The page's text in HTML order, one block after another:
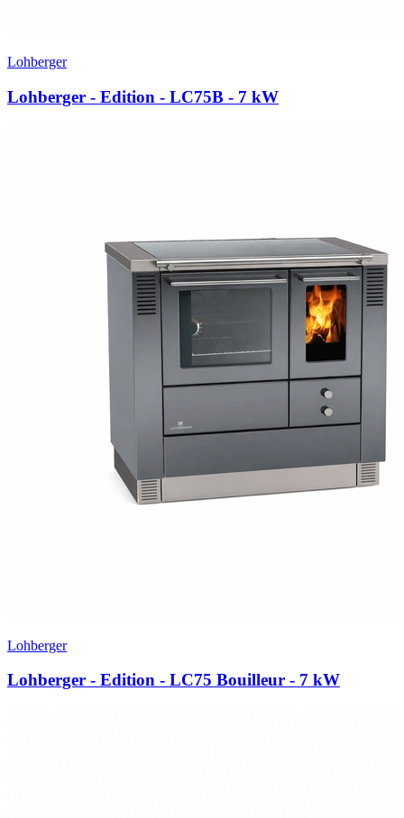
Lohberger
Lohberger - Edition - LC75B - 7 kW
Lohberger
Lohberger - Edition - LC75 Bouilleur - 7 kW